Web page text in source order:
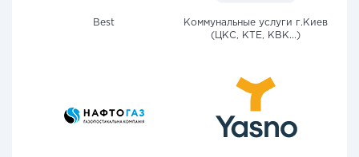
Best
Коммунальные услуги г.Киев
(ЦКС, КТЕ, КВК...)